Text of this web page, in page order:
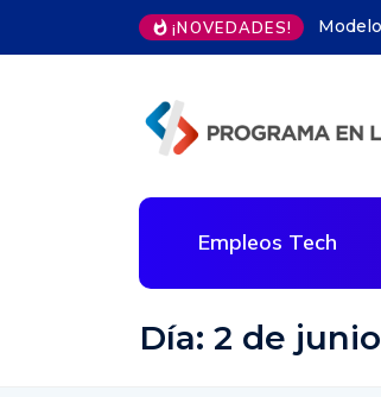
¡NOVEDADES!
Empleos Tech
Día: 2 de